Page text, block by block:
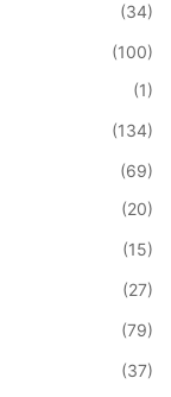
(34)
(100)
(1)
(134)
(69)
(20)
(15)
(27)
(79)
(37)